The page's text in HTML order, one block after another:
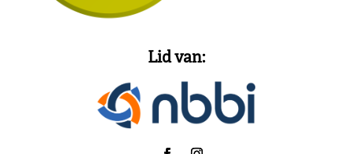
Lid van: